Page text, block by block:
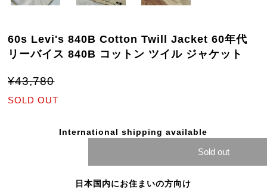
60s Levi's 840B Cotton Twill Jacket 60年代
リーバイス 840B コットン ツイル ジャケット
¥43,780
SOLD OUT
International shipping available
Sold out
日本国内にお住まいの方向け